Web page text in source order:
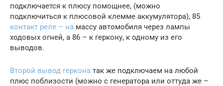
подключается к плюсу помощнее, (можно
подключиться к плюсовой клемме аккумулятора), 85
контакт реле – на массу автомобиля через лампы
ходовых огней, а 86 – к геркону, к одному из его
выводов.
Второй вывод геркона так же подключаем на любой
плюс поблизости (можно с генератора или оттуда же –